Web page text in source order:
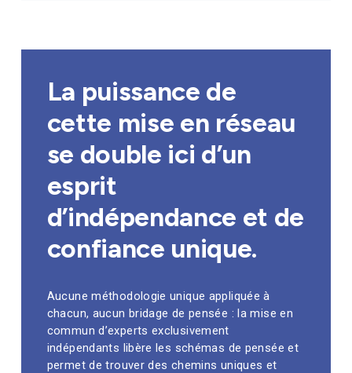
La puissance de
cette mise en réseau
se double ici d’un
esprit
d’indépendance et de
confiance unique.
Aucune méthodologie unique appliquée à
chacun, aucun bridage de pensée : la mise en
commun d’experts exclusivement
indépendants libère les schémas de pensée et
permet de trouver des chemins uniques et